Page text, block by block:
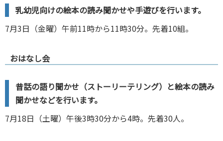
乳幼児向けの絵本の読み聞かせや手遊びを行います。
7月3日（金曜）午前11時から11時30分。先着10組。
おはなし会
昔話の語り聞かせ（ストーリーテリング）と絵本の読み
聞かせなどを行います。
7月18日（土曜）午後3時30分から4時。先着30人。